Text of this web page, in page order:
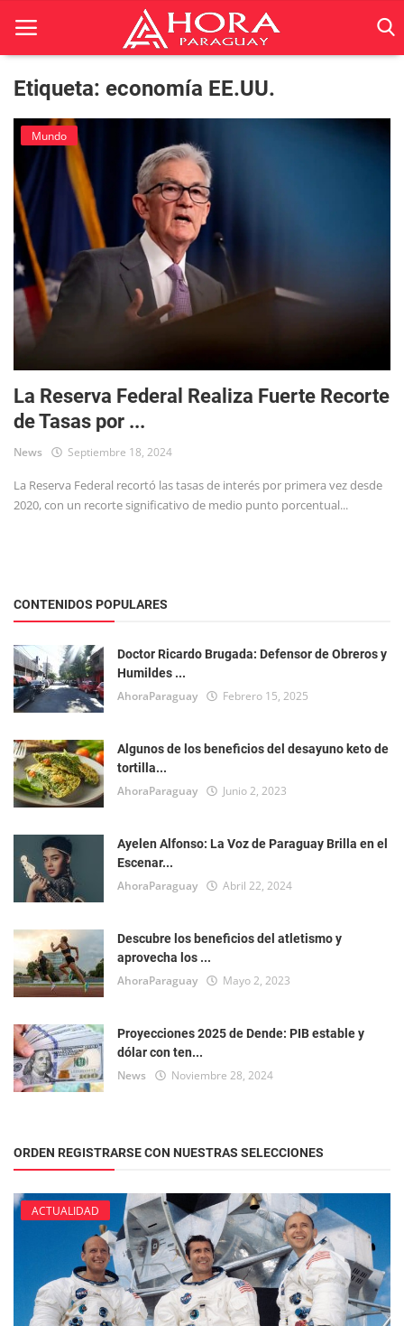
Inicio
ACTUALIDAD
BELLEZA
Ciencia
Deportes
Economía
Negocios
Tecnología
Etiqueta: economía EE.UU.
Mundo
La Reserva Federal Realiza Fuerte Recorte
de Tasas por ...
News Septiembre 18, 2024
La Reserva Federal recortó las tasas de interés por primera vez desde
2020, con un recorte significativo de medio punto porcentual...
CONTENIDOS POPULARES
Doctor Ricardo Brugada: Defensor de Obreros y
Humildes ...
AhoraParaguay Febrero 15, 2025
Algunos de los beneficios del desayuno keto de
tortilla...
AhoraParaguay Junio 2, 2023
Ayelen Alfonso: La Voz de Paraguay Brilla en el
Escenar...
AhoraParaguay Abril 22, 2024
Descubre los beneficios del atletismo y
aprovecha los ...
AhoraParaguay Mayo 2, 2023
Proyecciones 2025 de Dende: PIB estable y
dólar con ten...
News Noviembre 28, 2024
ORDEN REGISTRARSE CON NUESTRAS SELECCIONES
ACTUALIDAD